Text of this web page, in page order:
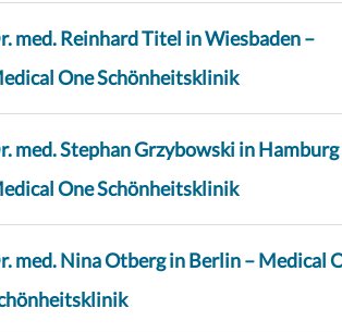
med. Reinhard Titel in Wiesbaden –
One Schönheitsklinik
med. Stephan Grzybowski in Hamburg
One Schönheitsklinik
med. Nina Otberg in Berlin – Medical